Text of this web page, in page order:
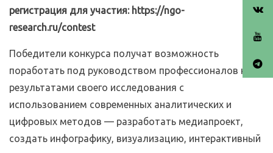
регистрация для участия: https://ngo-
research.ru/contest
Победители конкурса получат возможность
поработать под руководством профессионалов над
результатами своего исследования с
использованием современных аналитических и
цифровых методов — разработать медиапроект,
создать инфографику, визуализацию, интерактивный